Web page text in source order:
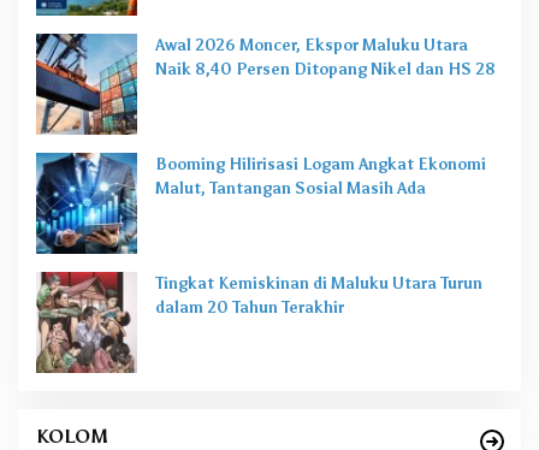
Awal 2026 Moncer, Ekspor Maluku Utara
Naik 8,40 Persen Ditopang Nikel dan HS 28
Booming Hilirisasi Logam Angkat Ekonomi
Malut, Tantangan Sosial Masih Ada
Tingkat Kemiskinan di Maluku Utara Turun
dalam 20 Tahun Terakhir
KOLOM